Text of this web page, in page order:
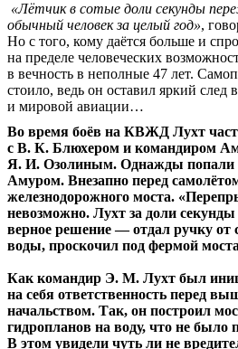
«Лётчик в сотые доли секунды
обычный человек за целый год»,
Но с того, кому даётся больше и
на пределе человеческих
в вечность в неполные 47 лет.
стоило, ведь он оставил яркий след
и мировой авиации…
Во время боёв на КВЖД Лухт
с В. К. Блюхером и командиром
Я. И. Озолиным. Однажды попали
Амуром. Внезапно перед
железнодорожного моста.
невозможно. Лухт за доли
верное решение — отдал ручку от
воды, проскочил под фермой
Как командир Э. М. Лухт был
на себя ответственность перед
начальством. Так, он построил
гидропланов на воду, что не было
В этом увидели чуть ли не